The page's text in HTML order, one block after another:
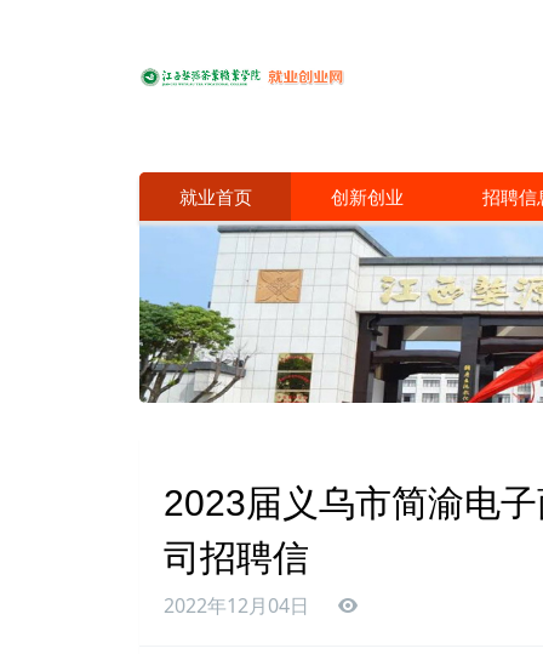
就业首页 创新创业 招聘信
2023届义乌市简渝电
司招聘信
2022年12月04日